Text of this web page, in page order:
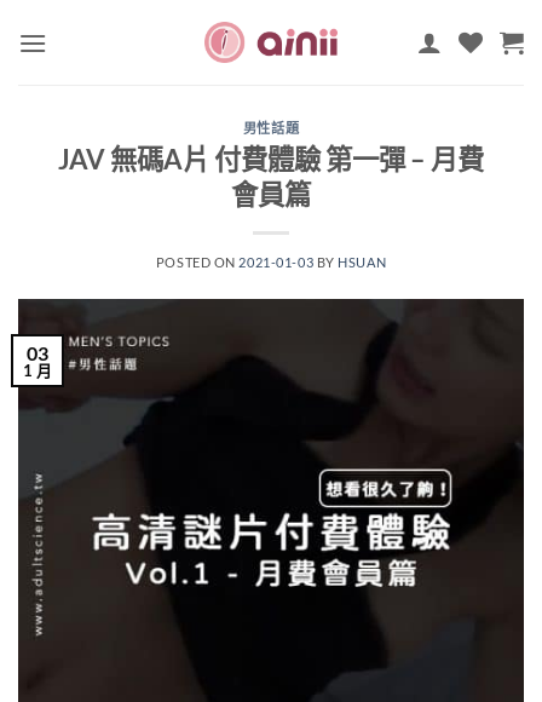
男性話題
JAV 無碼A片 付費體驗 第一彈 – 月費
會員篇
POSTED ON 2021-01-03 BY HSUAN
03
1 月